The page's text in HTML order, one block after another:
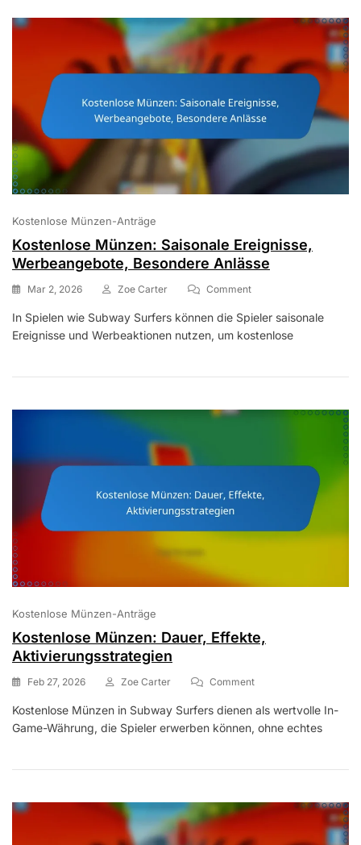
Bestenliste
Kostenlose Münzen-Anträge
Kostenlose Münzen: Saisonale Ereignisse,
Werbeangebote, Besondere Anlässe
Mar 2, 2026 Zoe Carter CommentOn
Münzen:
Saisonale
Besondere
In Spielen wie Subway Surfers können die Spieler saisonale
Ereignisse und Werbeaktionen nutzen, um kostenlose
Kostenlose Münzen-Anträge
Kostenlose Münzen: Dauer, Effekte,
Aktivierungsstrategien
Feb 27, 2026 Zoe Carter CommentOn
Münzen:
Dauer,
Kostenlose Münzen in Subway Surfers dienen als wertvolle In-
Game-Währung, die Spieler erwerben können, ohne echtes